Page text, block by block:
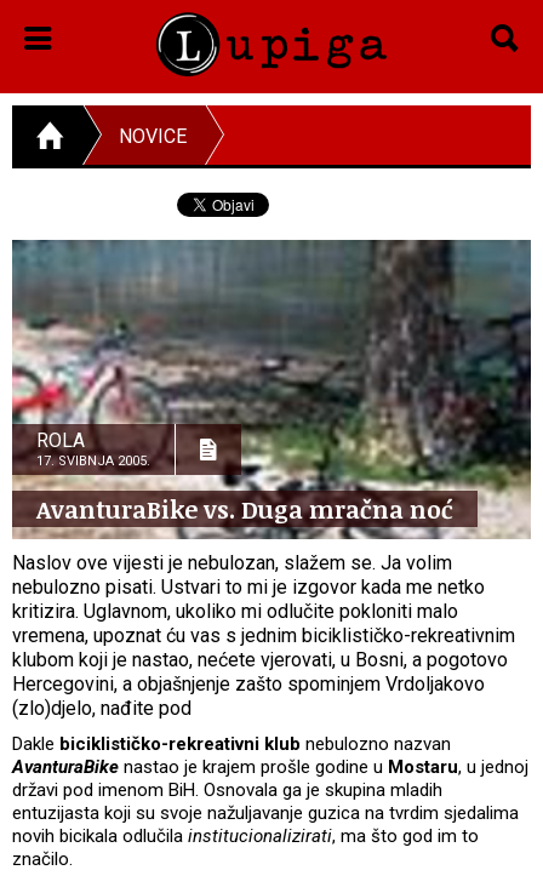
NOVICE
ROLA
17. SVIBNJA 2005.
AvanturaBike vs. Duga mračna noć
Naslov ove vijesti je nebulozan, slažem se. Ja volim
nebulozno pisati. Ustvari to mi je izgovor kada me netko
kritizira. Uglavnom, ukoliko mi odlučite pokloniti malo
vremena, upoznat ću vas s jednim biciklističko-rekreativnim
klubom koji je nastao, nećete vjerovati, u Bosni, a pogotovo
Hercegovini, a objašnjenje zašto spominjem Vrdoljakovo
(zlo)djelo, nađite pod
Dakle biciklističko-rekreativni klub nebulozno nazvan
AvanturaBike nastao je krajem prošle godine u Mostaru, u jednoj
državi pod imenom BiH. Osnovala ga je skupina mladih
entuzijasta koji su svoje nažuljavanje guzica na tvrdim sjedalima
novih bicikala odlučila institucionalizirati, ma što god im to
značilo.